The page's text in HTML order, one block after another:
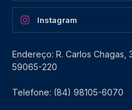
Instagram
Endereço: R. Carlos Chagas,
59065-220
Telefone: (84) 98105-6070